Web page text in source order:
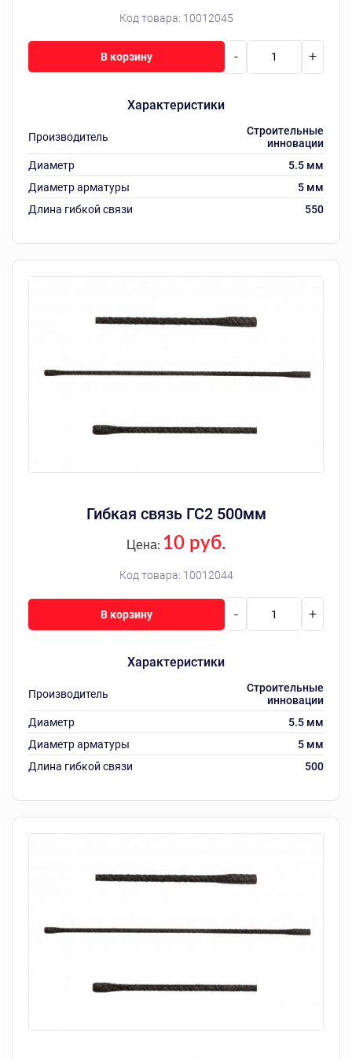
Код товара: 10012045
Характеристики
Производитель
Строительные
инновации
Диаметр
5.5 мм
Диаметр арматуры
5 мм
Длина гибкой связи
550
- +
В корзину
Гибкая связь ГС2 500мм
Код товара: 10012044
Цена: 10 руб.
Характеристики
Производитель
Строительные
инновации
Диаметр
5.5 мм
Диаметр арматуры
5 мм
Длина гибкой связи
500
- +
В корзину